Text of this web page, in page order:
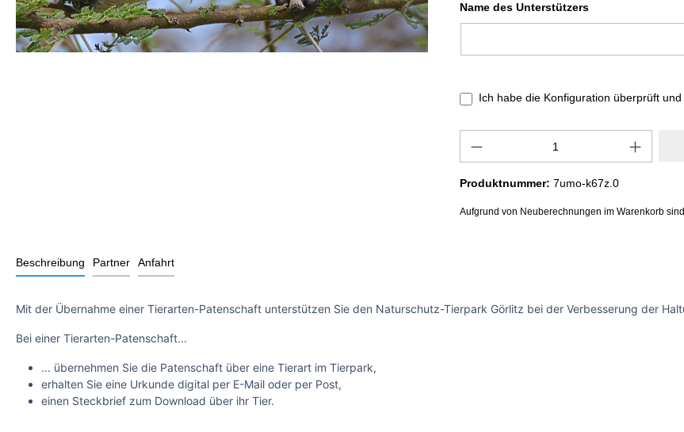
Name des Unterstützers
Ich habe die Konfiguration überprüft
Produktnummer: 7umo-k67z.0
Aufgrund von Neuberechnungen im Warenkorb
Beschreibung Partner Anfahrt
Mit der Übernahme einer Tierarten-Patenschaft unterstützen Sie den Naturschutz-Tierpark Görlitz bei der Verbesserung der
Bei einer Tierarten-Patenschaft...
... übernehmen Sie die Patenschaft über eine Tierart im Tierpark,
erhalten Sie eine Urkunde digital per E-Mail oder per Post,
einen Steckbrief zum Download über ihr Tier.